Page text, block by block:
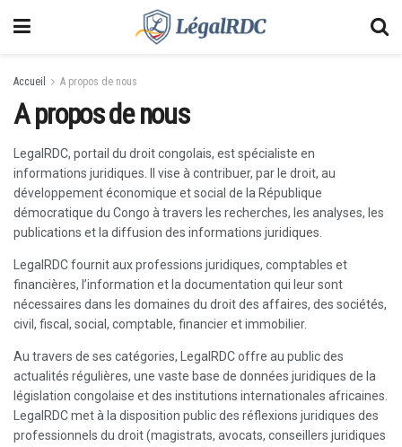
Accueil A propos de nous
A propos de nous
LegalRDC, portail du droit congolais, est spécialiste en
informations juridiques. Il vise à contribuer, par le droit, au
développement économique et social de la République
démocratique du Congo à travers les recherches, les analyses, les
publications et la diffusion des informations juridiques.
LegalRDC fournit aux professions juridiques, comptables et
financières, l’information et la documentation qui leur sont
nécessaires dans les domaines du droit des affaires, des sociétés,
civil, fiscal, social, comptable, financier et immobilier.
Au travers de ses catégories, LegalRDC offre au public des
actualités régulières, une vaste base de données juridiques de la
législation congolaise et des institutions internationales africaines.
LegalRDC met à la disposition public des réflexions juridiques des
professionnels du droit (magistrats, avocats, conseillers juridiques